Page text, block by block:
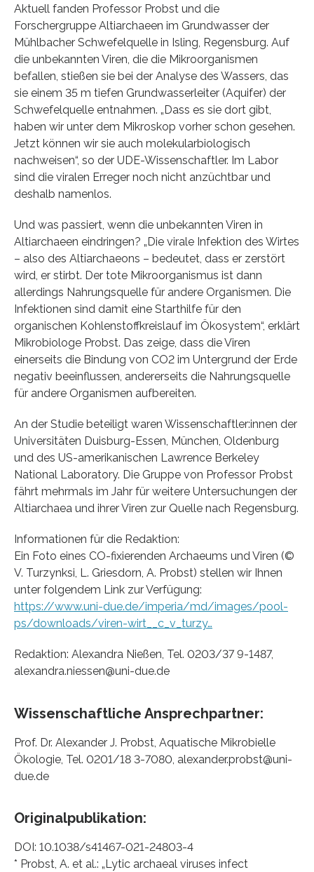
Aktuell fanden Professor Probst und die
Forschergruppe Altiarchaeen im Grundwasser der
Mühlbacher Schwefelquelle in Isling, Regensburg. Auf
die unbekannten Viren, die die Mikroorganismen
befallen, stießen sie bei der Analyse des Wassers, das
sie einem 35 m tiefen Grundwasserleiter (Aquifer) der
Schwefelquelle entnahmen. „Dass es sie dort gibt,
haben wir unter dem Mikroskop vorher schon gesehen.
Jetzt können wir sie auch molekularbiologisch
nachweisen“, so der UDE-Wissenschaftler. Im Labor
sind die viralen Erreger noch nicht anzüchtbar und
deshalb namenlos.
Und was passiert, wenn die unbekannten Viren in
Altiarchaeen eindringen? „Die virale Infektion des Wirtes
– also des Altiarchaeons – bedeutet, dass er zerstört
wird, er stirbt. Der tote Mikroorganismus ist dann
allerdings Nahrungsquelle für andere Organismen. Die
Infektionen sind damit eine Starthilfe für den
organischen Kohlenstoffkreislauf im Ökosystem“, erklärt
Mikrobiologe Probst. Das zeige, dass die Viren
einerseits die Bindung von CO2 im Untergrund der Erde
negativ beeinflussen, andererseits die Nahrungsquelle
für andere Organismen aufbereiten.
An der Studie beteiligt waren Wissenschaftler:innen der
Universitäten Duisburg-Essen, München, Oldenburg
und des US-amerikanischen Lawrence Berkeley
National Laboratory. Die Gruppe von Professor Probst
fährt mehrmals im Jahr für weitere Untersuchungen der
Altiarchaea und ihrer Viren zur Quelle nach Regensburg.
Informationen für die Redaktion:
Ein Foto eines CO-fixierenden Archaeums und Viren (©
V. Turzynksi, L. Griesdorn, A. Probst) stellen wir Ihnen
unter folgendem Link zur Verfügung:
https://www.uni-due.de/imperia/md/images/pool-
ps/downloads/viren-wirt__c_v_turzy…
Redaktion: Alexandra Nießen, Tel. 0203/37 9-1487,
alexandra.niessen@uni-due.de
Wissenschaftliche Ansprechpartner:
Prof. Dr. Alexander J. Probst, Aquatische Mikrobielle
Ökologie, Tel. 0201/18 3-7080, alexander.probst@uni-
due.de
Originalpublikation:
DOI: 10.1038/s41467-021-24803-4
* Probst, A. et al.: „Lytic archaeal viruses infect